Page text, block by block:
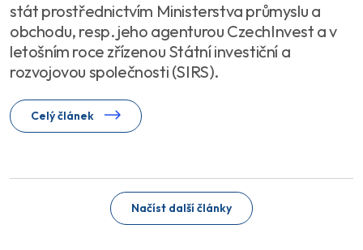
stát prostřednictvím Ministerstva průmyslu a
obchodu, resp. jeho agenturou CzechInvest a v
letošním roce zřízenou Státní investiční a
rozvojovou společnosti (SIRS).
Celý článek
Načíst další články